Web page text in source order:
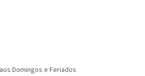
Domingos e Feriados